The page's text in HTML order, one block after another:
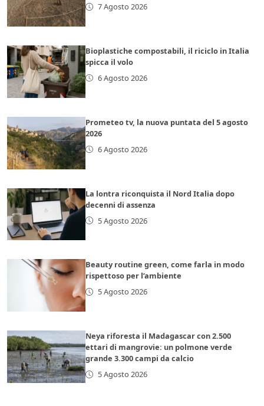
7 Agosto 2026
Bioplastiche compostabili, il riciclo in Italia
spicca il volo
6 Agosto 2026
Prometeo tv, la nuova puntata del 5 agosto
2026
6 Agosto 2026
La lontra riconquista il Nord Italia dopo
decenni di assenza
5 Agosto 2026
Beauty routine green, come farla in modo
rispettoso per l’ambiente
5 Agosto 2026
Neya riforesta il Madagascar con 2.500
ettari di mangrovie: un polmone verde
grande 3.300 campi da calcio
5 Agosto 2026